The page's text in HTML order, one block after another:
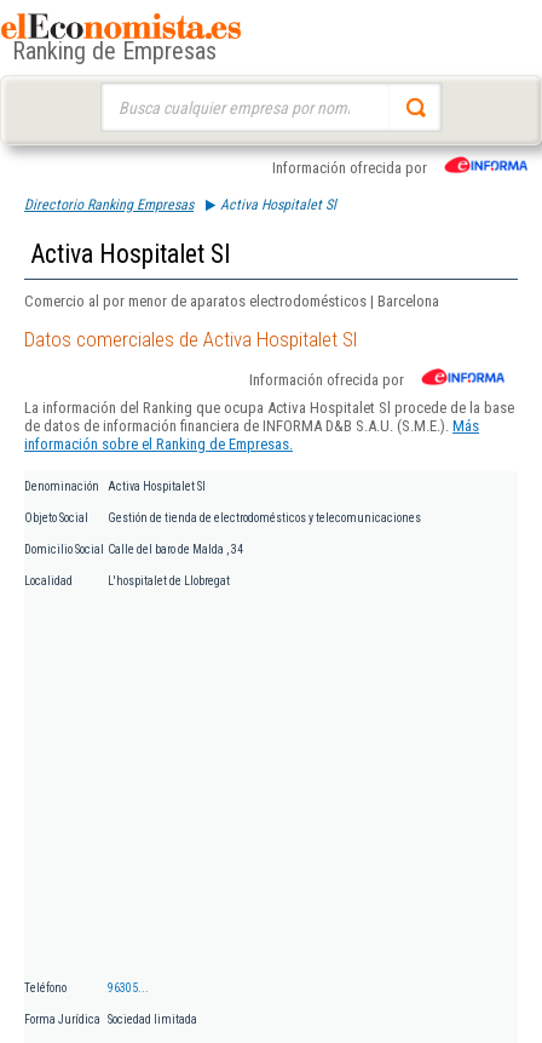
Ranking de Empresas
Información ofrecida por
Directorio Ranking Empresas Activa Hospitalet Sl
Activa Hospitalet Sl
Comercio al por menor de aparatos electrodomésticos | Barcelona
Datos comerciales de Activa Hospitalet Sl
Información ofrecida por
La información del Ranking que ocupa Activa Hospitalet Sl procede de la base
de datos de información financiera de INFORMA D&B S.A.U. (S.M.E.). Más
información sobre el Ranking de Empresas.
Denominación Activa Hospitalet Sl
Objeto Social Gestión de tienda de electrodomésticos y telecomunicaciones
Domicilio Social Calle del baro de Malda , 34
Localidad L'hospitalet de Llobregat
Teléfono 96305...
Forma Jurídica Sociedad limitada